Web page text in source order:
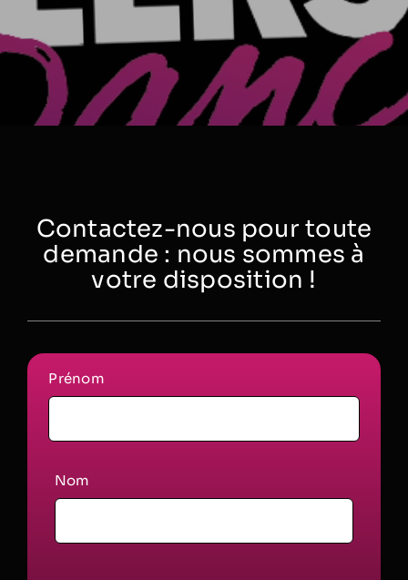
Contactez-nous pour toute
demande : nous sommes à
votre disposition !
Prénom
Nom